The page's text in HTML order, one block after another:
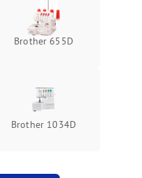
Brother 655D
Brother 1034D